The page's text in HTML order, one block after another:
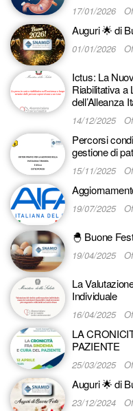
17/01/2026
Auguri 🌟 di
01/01/2026
Ictus: La
Riabilitativa a
dell’Alleanza
14/12/2025
Percorsi
gestione di
15/11/2025
19/07/2025
🐣 Buone
19/04/2025
La
Individuale
16/04/2025
LA
PAZIENTE
25/03/2025
Auguri 🌟 di
23/12/2024